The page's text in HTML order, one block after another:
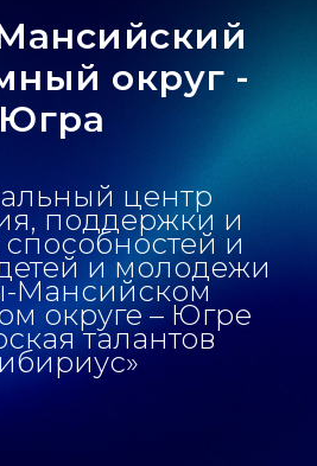
округ -
Югра
центр
поддержки и
и
и молодежи
Мансийском
округе – Югре
талантов